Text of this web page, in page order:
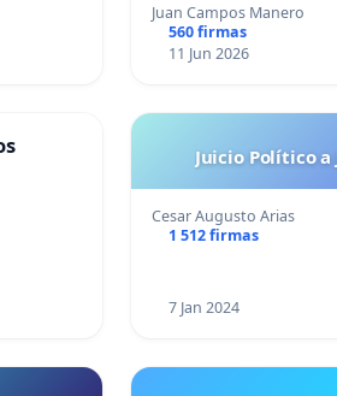
Juan Campos Manero
560 firmas
11 Jun 2026
Juicio Político
Cesar Augusto Arias
1 512 firmas
7 Jan 2024